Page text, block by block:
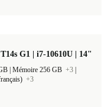
G1 | i7-10610U | 14"
Mémoire 256 GB +3
+3